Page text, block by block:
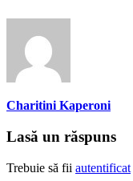
Charitini Kaperoni
Lasă un răspuns
Trebuie să fii autentificat